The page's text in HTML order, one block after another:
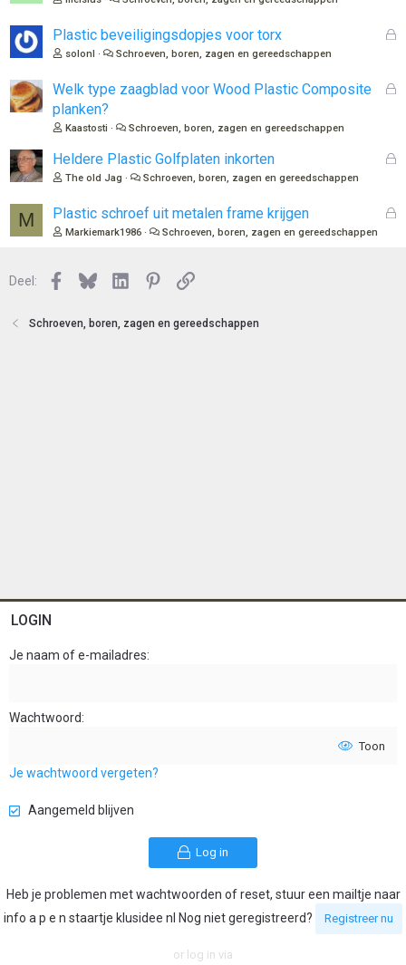
n
G
Plastic beveiligingsdopjes voor torx
solonl Schroeven, boren, zagen en gereedschappen
G
o
Welk type zaagblad voor Wood Plastic Composite
planken?
Kaastosti Schroeven, boren, zagen en gereedschappen
G
Heldere Plastic Golfplaten inkorten
The old Jag Schroeven, boren, zagen en gereedschappen
M
G
Plastic schroef uit metalen frame krijgen
Markiemark1986 Schroeven, boren, zagen en gereedschappen
Deel: Facebook
BlueskyLinkedInPinterest
Link
Schroeven, boren, zagen en gereedschappen
LOGIN
Je naam of e-mailadres
Wachtwoord
Toon
Je wachtwoord vergeten?
Aangemeld blijven
Log in
Heb je problemen met wachtwoorden of reset, stuur een mailtje naar
info a p e n staartje klusidee nl Nog niet geregistreerd?
Registreer nu
or log in via